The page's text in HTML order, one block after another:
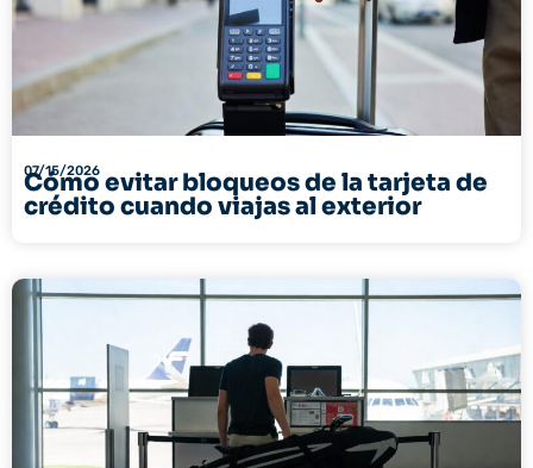
07/15/2026
Cómo evitar bloqueos de la tarjeta de
crédito cuando viajas al exterior